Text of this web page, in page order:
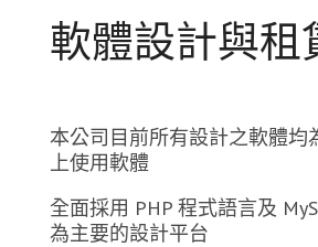
軟體設計與租
本公司目前所有設計之軟體均
上使用軟體
全面採用 PHP 程式語言及
為主要的設計平台